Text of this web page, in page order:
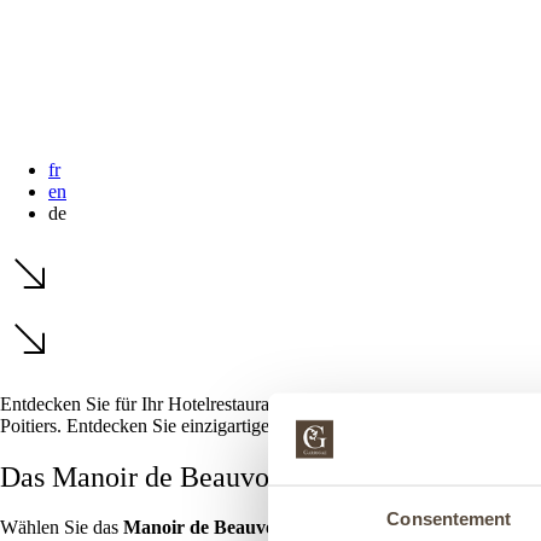
Consentement
fr
en
de
Entdecken Sie für IhrHotelrestaurant Poitiers das Manoir de
Poitiers. Entdecken Sie einzigartige Aromen dank des Restaurants „Le
Das Manoir de Beauvoir, eine einzigartige
Wählen Sie das Manoir de Beauvoir für Ihren Aufenthalt in Poitiers.